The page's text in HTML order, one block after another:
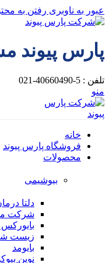
عبور به ناوبری رفتن به
پارس پیوند
تلفن : 5-40660490-021
منو
خانه
فروشگاه پارس پیوند
محصولات
بیوشیمی
دلتا
شرکت
زیست
بایومد
نوین